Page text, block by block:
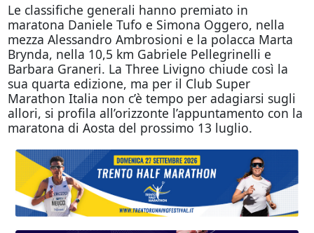
Le classifiche generali hanno premiato in
maratona Daniele Tufo e Simona Oggero, nella
mezza Alessandro Ambrosioni e la polacca Marta
Brynda, nella 10,5 km Gabriele Pellegrinelli e
Barbara Graneri. La Three Livigno chiude così la
sua quarta edizione, ma per il Club Super
Marathon Italia non c’è tempo per adagiarsi sugli
allori, si profila all’orizzonte l’appuntamento con la
maratona di Aosta del prossimo 13 luglio.